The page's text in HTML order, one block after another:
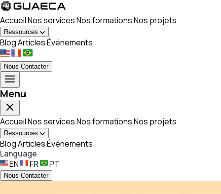
AccueilNos servicesNos formationsNos projets
Ressources
BlogArticlesÉvénements
Nous Contacter
Menu
AccueilNos servicesNos formationsNos projets
Ressources
BlogArticlesÉvénements
Language
EN
FR PT
Nous Contacter